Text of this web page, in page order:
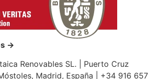
→
Renovables SL. | Puerto Cruz
Madrid, España | +34 916 657